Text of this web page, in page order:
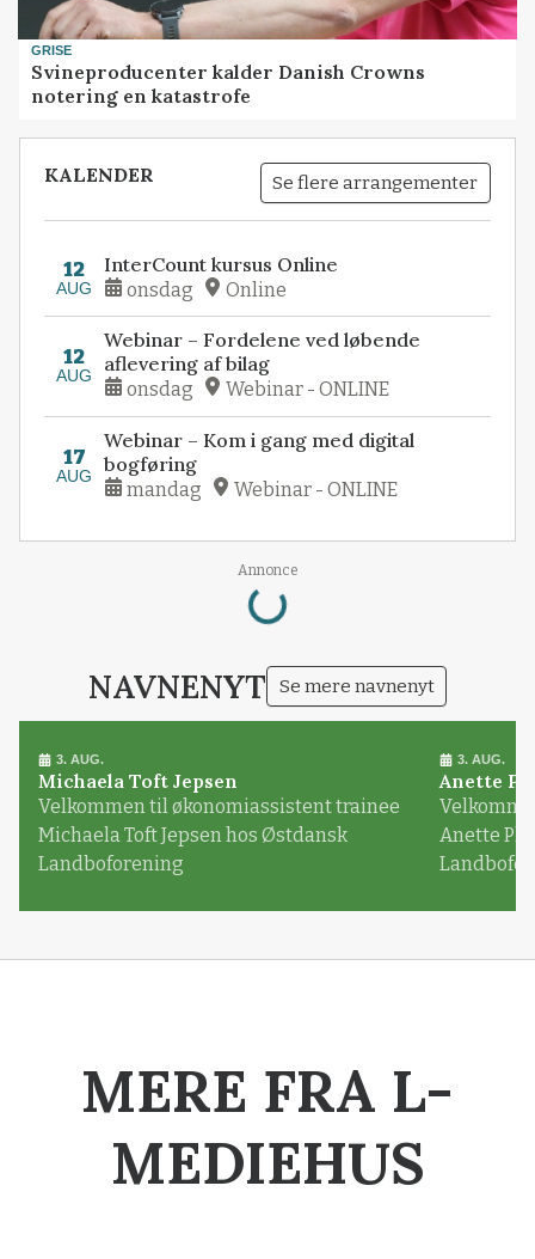
GRISE
Svineproducenter kalder Danish Crowns
notering en katastrofe
KALENDER Se flere arrangementer
12
AUG
InterCount kursus Online
onsdag Online
12
AUG
Webinar – Fordelene ved løbende
aflevering af bilag
onsdag Webinar - ONLINE
17
AUG
Webinar – Kom i gang med digital
bogføring
mandag Webinar - ONLINE
Annonce
Loading...
NAVNENYT Se mere navnenyt
3. AUG.
Michaela Toft Jepsen
Velkommen til økonomiassistent trainee
Michaela Toft Jepsen hos Østdansk
Landboforening
3. AUG.
Anette
Anette
MERE FRA L-
MEDIEHUS